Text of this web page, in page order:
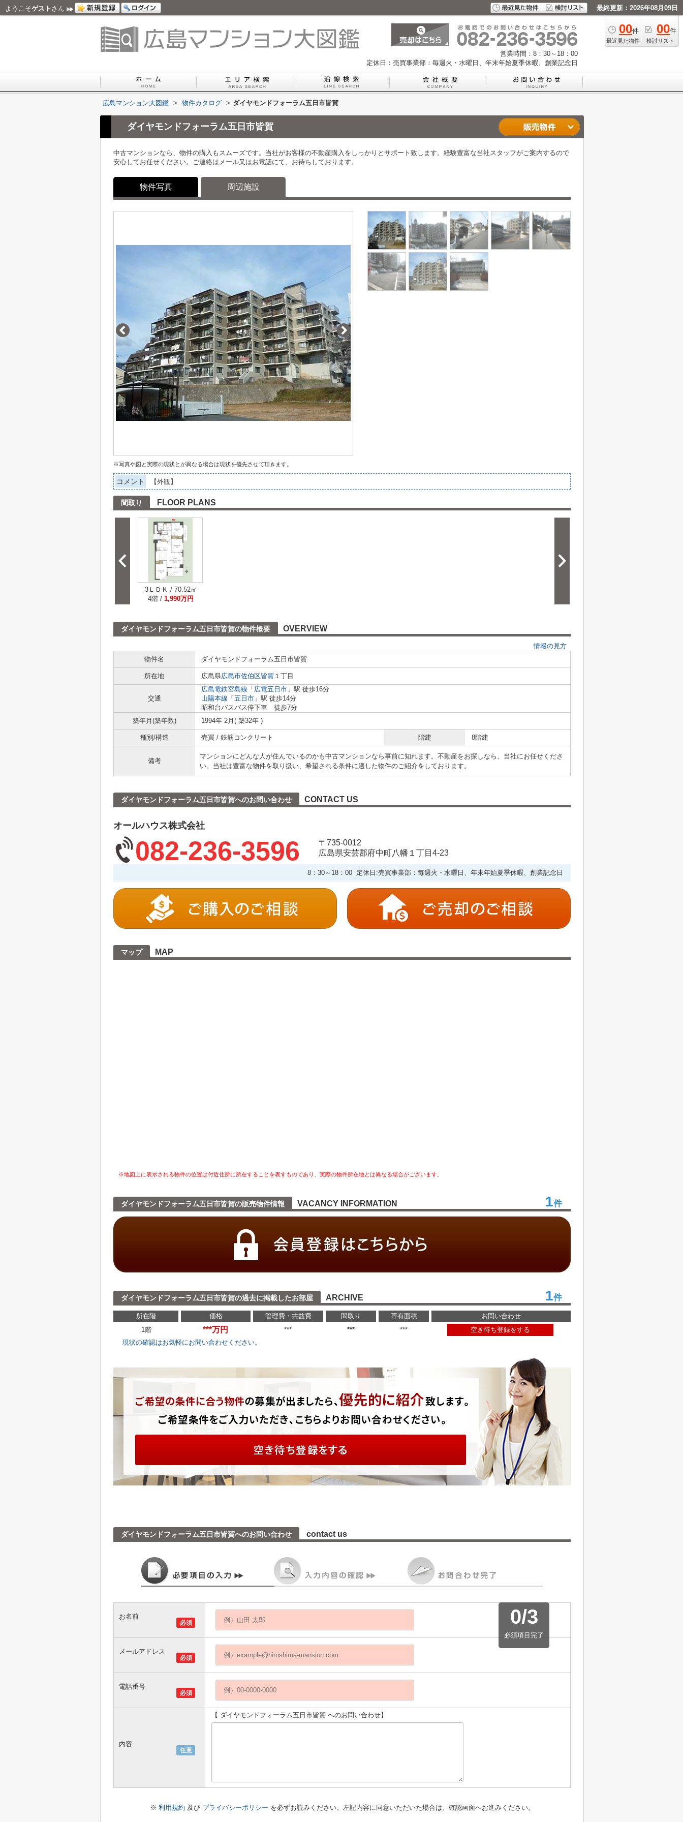
ようこそゲスト さん 最終更新：2026年08月09日
00件
最近見た物件
00件
検討リスト
営業時間：8：30～18：00
定休日：売買事業部：毎週火・水曜日、年末年始夏季休暇、創業記念日
広島マンション大図鑑 > 物件カタログ > ダイヤモンドフォーラム五日市皆賀
ダイヤモンドフォーラム五日市皆賀
中古マンションなら、物件の購入もスムーズです。当社がお客様の不動産購入をしっかりとサポート致します。経験豊富な当社スタッフがご案内するので
安心してお任せください。ご連絡はメール又はお電話にて、お待ちしております。
物件写真 周辺施設
※写真や図と実際の現状とが異なる場合は現状を優先させて頂きます。
コメント 【外観】
間取り FLOOR PLANS
3ＬＤＫ / 70.52㎡
4階 / 1,990万円
ダイヤモンドフォーラム五日市皆賀の物件概要 OVERVIEW
情報の見方
物件名
ダイヤモンドフォーラム五日市皆賀
所在地 広島県広島市佐伯区皆賀 １丁目
交通
広島電鉄宮島線 「 広電五日市 」駅 徒歩16分
山陽本線 「 五日市 」駅 徒歩14分
昭和台バスバス停下車 徒歩7分
築年月(築年数)
1994年 2月( 築32年 )
種別/構造 売買 / 鉄筋コンクリート 階建 8階建
備考
マンションにどんな人が住んでいるのかも中古マンションなら事前に知れます。不動産をお探しなら、当社にお任せくださ
い。当社は豊富な物件を取り扱い、希望される条件に適した物件のご紹介をしております。
ダイヤモンドフォーラム五日市皆賀へのお問い合わせ CONTACT US
オールハウス株式会社
082-236-3596
〒735-0012
広島県安芸郡府中町八幡１丁目4-23
8：30～18：00 定休日:売買事業部：毎週火・水曜日、年末年始夏季休暇、創業記念日
マップ MAP
※地図上に表示される物件の位置は付近住所に所在することを表すものであり、実際の物件所在地とは異なる場合がございます。
ダイヤモンドフォーラム五日市皆賀の販売物件情報 VACANCY INFORMATION 1件
ダイヤモンドフォーラム五日市皆賀の過去に掲載したお部屋 ARCHIVE 1件
所在階 価格 管理費・共益費 間取り 専有面積
お問い合わせ
1階
***万円 *** *** ***
空き待ち登録をする
現状の確認はお気軽にお問い合わせください。
ダイヤモンドフォーラム五日市皆賀へのお問い合わせ contact us
0/3
必須項目完了
必須
お名前
必須
メールアドレス
必須
電話番号
任意
内容
【 ダイヤモンドフォーラム五日市皆賀 へのお問い合わせ】
※ 利用規約 及び プライバシーポリシー を必ずお読みください。左記内容に同意いただいた場合は、確認画面へお進みください。